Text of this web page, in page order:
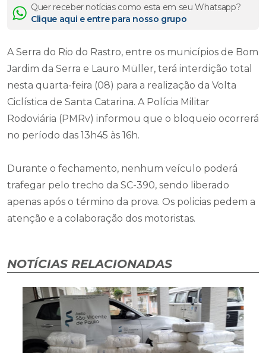
Quer receber notícias como esta em seu Whatsapp?
Clique aqui e entre para nosso grupo
A Serra do Rio do Rastro, entre os municípios de Bom
Jardim da Serra e Lauro Müller, terá interdição total
nesta quarta-feira (08) para a realização da Volta
Ciclística de Santa Catarina. A Polícia Militar
Rodoviária (PMRv) informou que o bloqueio ocorrerá
no período das 13h45 às 16h.
Durante o fechamento, nenhum veículo poderá
trafegar pelo trecho da SC-390, sendo liberado
apenas após o término da prova. Os policias pedem a
atenção e a colaboração dos motoristas.
NOTÍCIAS RELACIONADAS